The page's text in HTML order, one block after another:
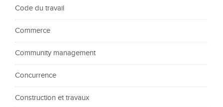
Code du travail
Commerce
Community management
Concurrence
Construction et travaux